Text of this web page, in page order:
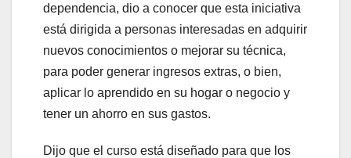
dependencia, dio a conocer que esta iniciativa
está dirigida a personas interesadas en adquirir
nuevos conocimientos o mejorar su técnica,
para poder generar ingresos extras, o bien,
aplicar lo aprendido en su hogar o negocio y
tener un ahorro en sus gastos.
Dijo que el curso está diseñado para que los